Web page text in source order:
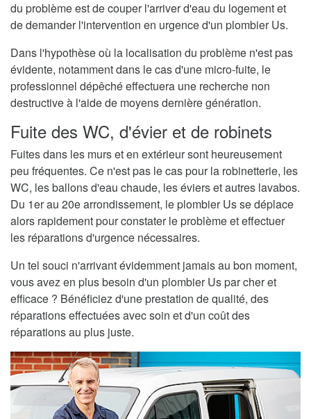
du problème est de couper l'arriver d'eau du logement et
de demander l'intervention en urgence d'un plombier Us.
Dans l'hypothèse où la localisation du problème n'est pas
évidente, notamment dans le cas d'une micro-fuite, le
professionnel dépêché effectuera une recherche non
destructive à l'aide de moyens dernière génération.
Fuite des WC, d'évier et de robinets
Fuites dans les murs et en extérieur sont heureusement
peu fréquentes. Ce n'est pas le cas pour la robinetterie, les
WC, les ballons d'eau chaude, les éviers et autres lavabos.
Du 1er au 20e arrondissement, le plombier Us se déplace
alors rapidement pour constater le problème et effectuer
les réparations d'urgence nécessaires.
Un tel souci n'arrivant évidemment jamais au bon moment,
vous avez en plus besoin d'un plombier Us par cher et
efficace ? Bénéficiez d'une prestation de qualité, des
réparations effectuées avec soin et d'un coût des
réparations au plus juste.